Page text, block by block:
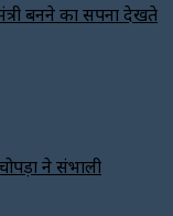
बनने का सपना देखते
ने संभाली